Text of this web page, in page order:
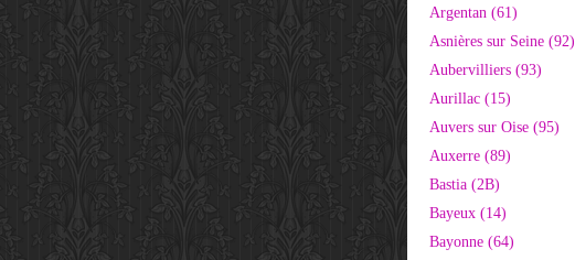
Argentan (61)
Asnières sur Seine (92)
Aubervilliers (93)
Aurillac (15)
Auvers sur Oise (95)
Auxerre (89)
Bastia (2B)
Bayeux (14)
Bayonne (64)